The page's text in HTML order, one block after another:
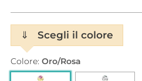
listino
⇓ Scegli il colore
Colore: Oro/Rosa